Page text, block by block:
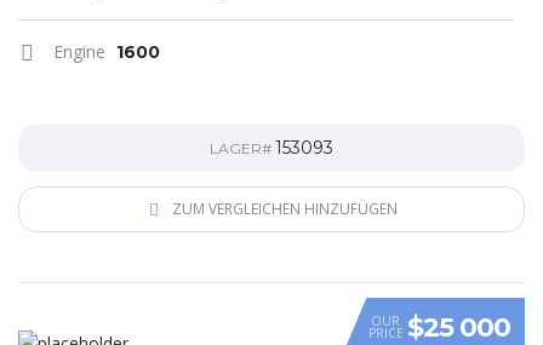
Engine 1600
LAGER# 153093
ZUM VERGLEICHEN HINZUFÜGEN
OUR
PRICE $25 000